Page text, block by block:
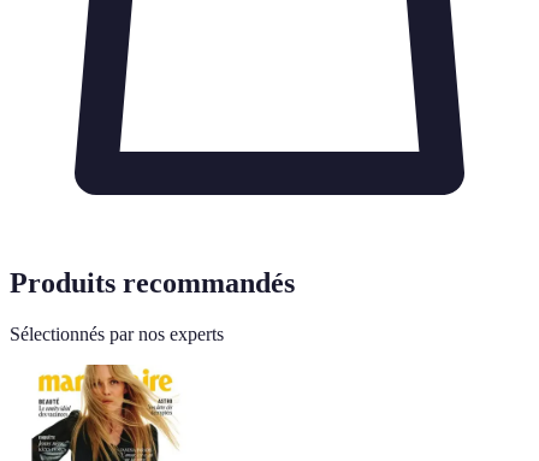
Produits recommandés
Sélectionnés par nos experts